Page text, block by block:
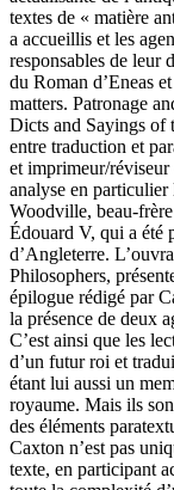
textes de « matière
a accueillis et les
responsables de leur
du Roman d’Eneas
matters. Patronage
Dicts and Sayings of
entre traduction et
et imprimeur/
analyse en particulier
Woodville, beau-
Édouard V, qui a été
d’Angleterre.
Philosophers,
épilogue rédigé par
la présence de deux
C’est ainsi que les
d’un futur roi et
étant lui aussi un
royaume. Mais ils
des éléments
Caxton n’est pas
texte, en participant